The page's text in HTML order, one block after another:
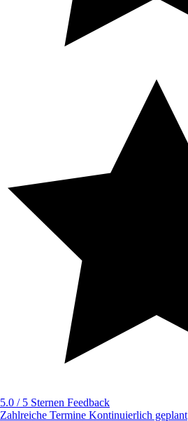
5.0 / 5 Sternen Feedback
Zahlreiche Termine Kontinuierlich geplant